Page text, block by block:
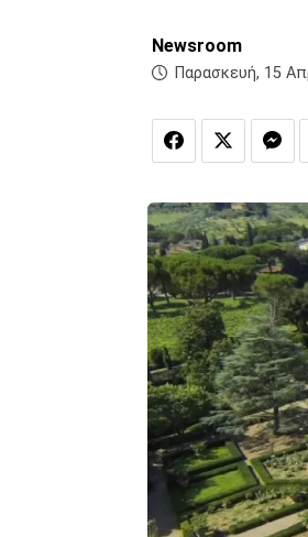
Newsroom
Παρασκευή, 15